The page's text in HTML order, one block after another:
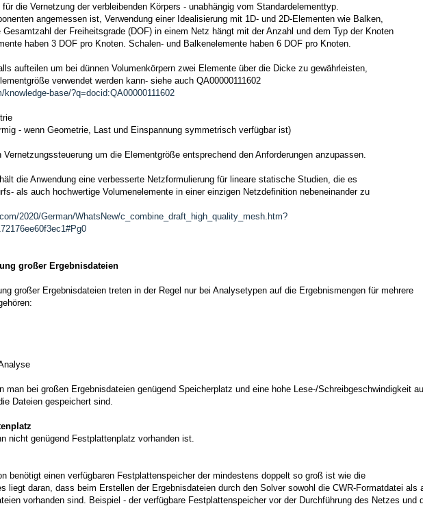
die Vernetzung der verbleibenden Körpers - unabhängig vom Standardelementtyp.
angemessen ist, Verwendung einer Idealisierung mit 1D- und 2D-Elementen wie Balken,
der Freiheitsgrade (DOF) in einem Netz hängt mit der Anzahl und dem Typ der Knoten
haben 3 DOF pro Knoten. Schalen- und Balkenelemente haben 6 DOF pro Knoten.
aufteilen um bei dünnen Volumenkörpern zwei Elemente über die Dicke zu gewährleisten,
verwendet werden kann- siehe auch QA00000111602
base/?q=docid:QA00000111602
- wenn Geometrie, Last und Einspannung symmetrisch verfügbar ist)
Vernetzungssteuerung um die Elementgröße entsprechend den Anforderungen anzupassen.
die Anwendung eine verbesserte Netzformulierung für lineare statische Studien, die es
als auch hochwertige Volumenelemente in einer einzigen Netzdefinition nebeneinander zu
2020/German/WhatsNew/c_combine_draft_high_quality_mesh.htm?
großer Ergebnisdateien
großer Ergebnisdateien treten in der Regel nur bei Analysetypen auf die Ergebnismengen für mehrere
man bei großen Ergebnisdateien genügend Speicherplatz und eine hohe Lese-/Schreibgeschwindigkeit
Dateien gespeichert sind.
nicht genügend Festplattenplatz vorhanden ist.
benötigt einen verfügbaren Festplattenspeicher der mindestens doppelt so groß ist wie die
liegt daran, dass beim Erstellen der Ergebnisdateien durch den Solver sowohl die CWR-Formatdatei als
vorhanden sind. Beispiel - der verfügbare Festplattenspeicher vor der Durchführung des Netzes und